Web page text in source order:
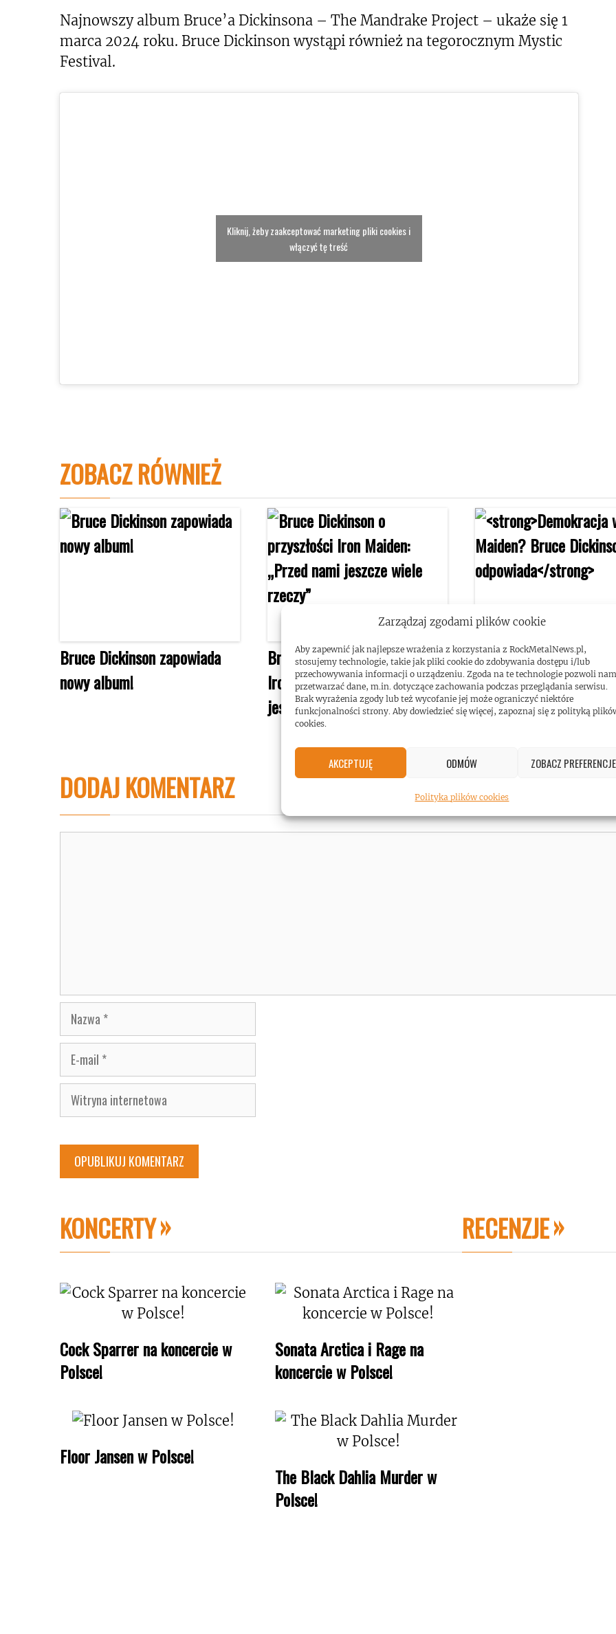
Zarządzaj zgodami plików cookie
Aby zapewnić jak najlepsze wrażenia z korzystania z RockMetalNews.pl,
stosujemy technologie, takie jak pliki cookie do zdobywania dostępu i/lub
przechowywania informacji o urządzeniu. Zgoda na te technologie pozwoli nam
przetwarzać dane, m.in. dotyczące zachowania podczas przeglądania serwisu.
Brak wyrażenia zgody lub też wycofanie jej może ograniczyć niektóre
funkcjonalności strony. Aby dowiedzieć się więcej, zapoznaj się z polityką
cookies.
AKCEPTUJĘ ODMÓW ZOBACZ PREFERENCJE
Polityka plików cookies
Najnowszy album Bruce’a Dickinsona – The Mandrake Project – ukaże się 1
marca 2024 roku. Bruce Dickinson wystąpi również na tegorocznym Mystic
Festival.
Kliknij, żeby zaakceptować marketing pliki cookies i
włączyć tę treść
ZOBACZ RÓWNIEŻ
Bruce Dickinson zapowiada
nowy album!
Bruce Dickinson o przyszłości
Iron Maiden: „Przed nami
jeszcze wiele rzeczy”
Demokracja w Iron
Bruce Dickinson
DODAJ KOMENTARZ
Nazwa
E-
mail
Witryna
internetowa
KONCERTY
Cock Sparrer na koncercie w
Polsce!
Sonata Arctica i Rage na
koncercie w Polsce!
Floor Jansen w Polsce!
The Black Dahlia Murder w
Polsce!
RECENZJE